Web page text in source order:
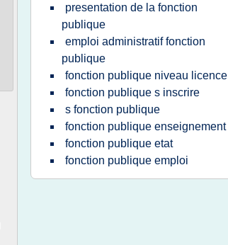
presentation de la fonction
publique
emploi administratif fonction
publique
fonction publique niveau licence
fonction publique s inscrire
s fonction publique
fonction publique enseignement
fonction publique etat
fonction publique emploi